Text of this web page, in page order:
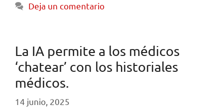
Deja un comentario
La IA permite a los médicos
‘chatear’ con los historiales
médicos.
14 junio, 2025